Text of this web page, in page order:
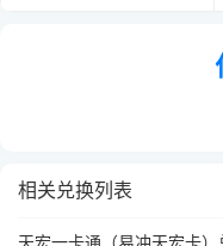
相关兑换列表